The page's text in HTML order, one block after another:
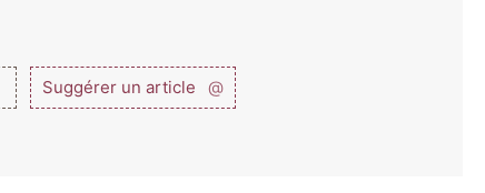
Suggérer un article @